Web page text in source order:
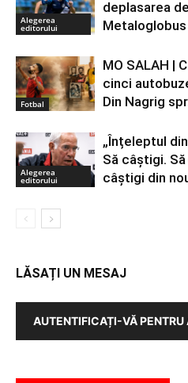
Alegerea
editorului
deplasarea
Metaloglobus
Fotbal
MO SALAH |
cinci
Din Nagrig
Alegerea
editorului
„Înțeleptul
Să câștigi.
câștigi din
LĂSAȚI UN MESAJ
AUTENTIFICAȚI-VĂ